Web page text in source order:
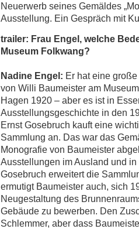
Neuerwerb seines Gemäldes
Ausstellung. Ein Gespräch mit
trailer: Frau Engel, welche
Museum Folkwang?
Nadine Engel: Er hat eine
von Willi Baumeister am
Hagen 1920 – aber es ist in
Ausstellungsgeschichte in den
Ernst Gosebruch kauft eine
Sammlung an. Das war das
Monografie von Baumeister
Ausstellungen im Ausland und
Gosebruch erweitert die
ermutigt Baumeister auch, sich
Neugestaltung des
Gebäude zu bewerben. Den
Schlemmer, aber dass